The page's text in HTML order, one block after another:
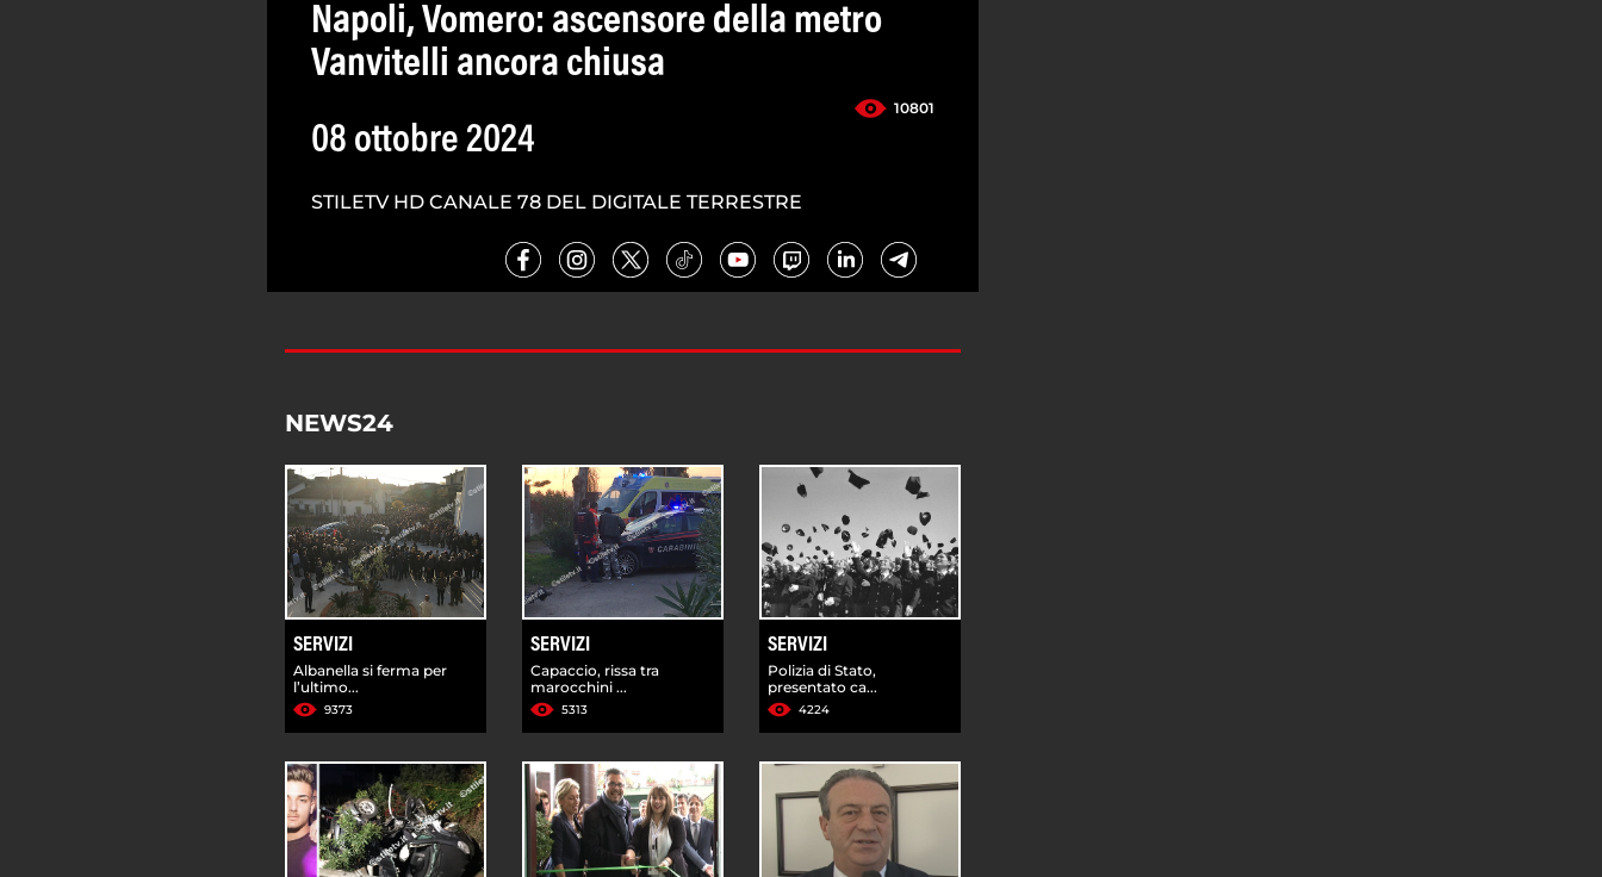
Napoli, Vomero: ascensore della metro
Vanvitelli ancora chiusa
10801
08 ottobre 2024
STILETV HD CANALE 78 DEL DIGITALE TERRESTRE
NEWS24
SERVIZI
Albanella si ferma per
l’ultimo...
9373
SERVIZI
Capaccio, rissa tra
marocchini ...
5313
SERVIZI
Polizia di Stato,
presentato ca...
4224